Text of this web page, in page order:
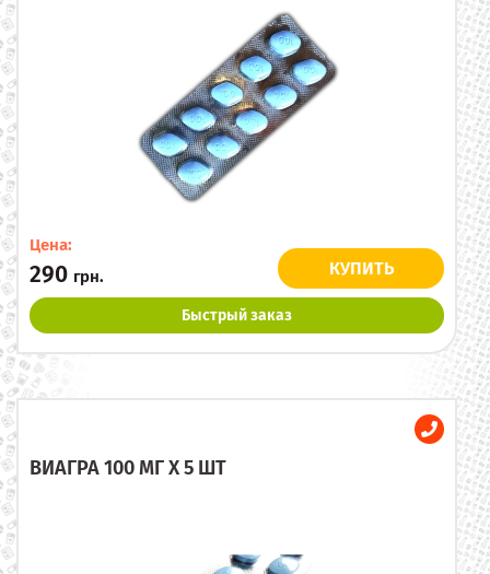
Цена:
290 грн. КУПИТЬ
Быстрый заказ
ВИАГРА 100 МГ X 5 ШТ